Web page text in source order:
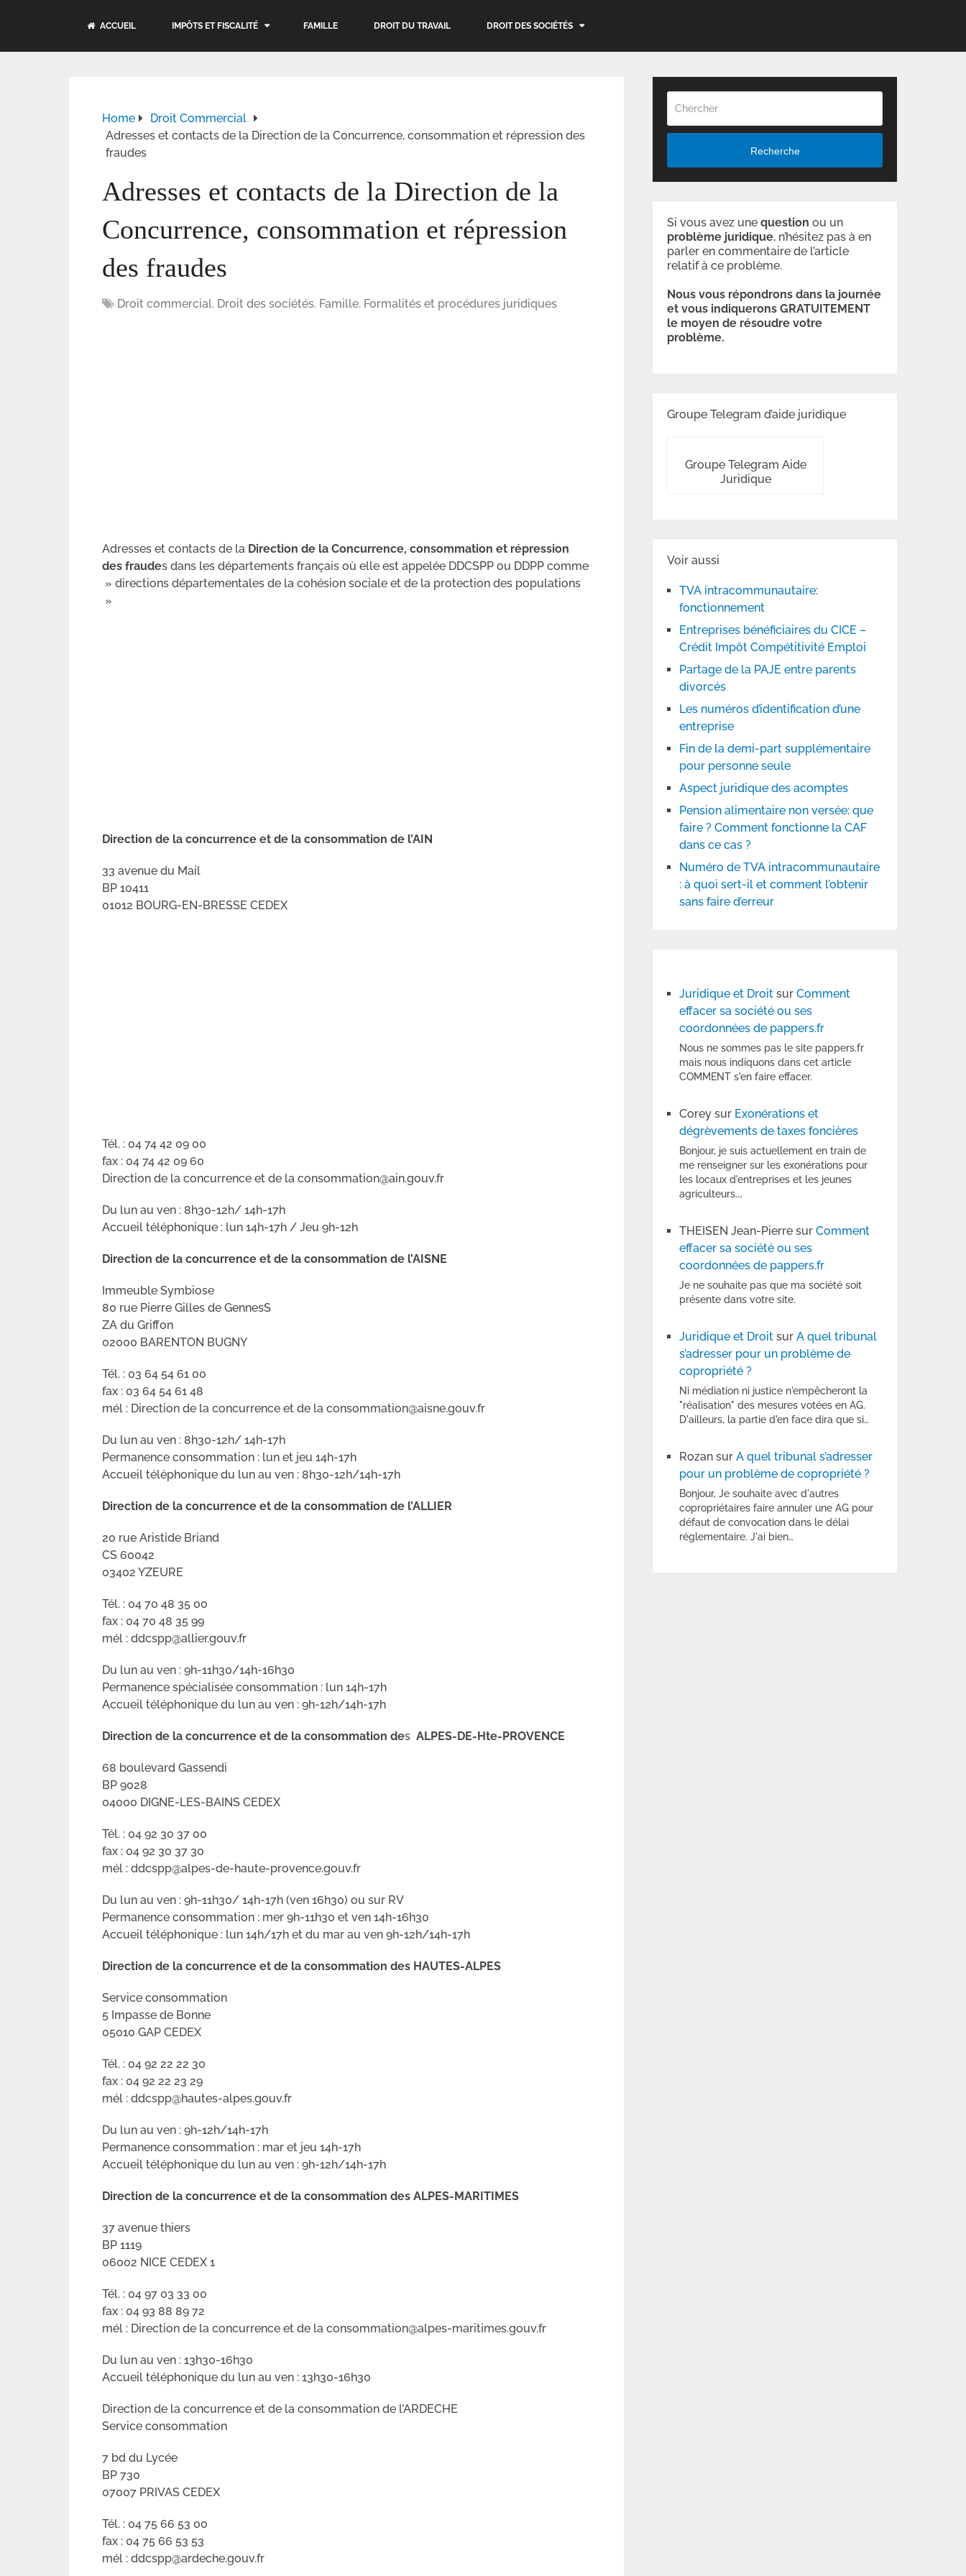
ACCUEIL IMPÔTS ET FISCALITÉ FAMILLE DROIT DU TRAVAIL DROIT DES SOCIÉTÉS
Home
Droit Commercial
Adresses et contacts de la Direction de la Concurrence, consommation et répression des
fraudes
Adresses et contacts de la Direction de la
Concurrence, consommation et répression
des fraudes
Droit commercial, Droit des sociétés, Famille, Formalités et procédures juridiques
Adresses et contacts de la Direction de la Concurrence, consommation et répression
des fraudes dans les départements français où elle est appelée DDCSPP ou DDPP comme
» directions départementales de la cohésion sociale et de la protection des populations
»
Direction de la concurrence et de la consommation de l’AIN
33 avenue du Mail
BP 10411
01012 BOURG-EN-BRESSE CEDEX
Tél. : 04 74 42 09 00
fax : 04 74 42 09 60
Direction de la concurrence et de la consommation@ain.gouv.fr
Du lun au ven : 8h30-12h/ 14h-17h
Accueil téléphonique : lun 14h-17h / Jeu 9h-12h
Direction de la concurrence et de la consommation de l’AISNE
Immeuble Symbiose
80 rue Pierre Gilles de GennesS
ZA du Griffon
02000 BARENTON BUGNY
Tél. : 03 64 54 61 00
fax : 03 64 54 61 48
mél : Direction de la concurrence et de la consommation@aisne.gouv.fr
Du lun au ven : 8h30-12h/ 14h-17h
Permanence consommation : lun et jeu 14h-17h
Accueil téléphonique du lun au ven : 8h30-12h/14h-17h
Direction de la concurrence et de la consommation de l’ALLIER
20 rue Aristide Briand
CS 60042
03402 YZEURE
Tél. : 04 70 48 35 00
fax : 04 70 48 35 99
mél : ddcspp@allier.gouv.fr
Du lun au ven : 9h-11h30/14h-16h30
Permanence spécialisée consommation : lun 14h-17h
Accueil téléphonique du lun au ven : 9h-12h/14h-17h
Direction de la concurrence et de la consommation des ALPES-DE-Hte-PROVENCE
68 boulevard Gassendi
BP 9028
04000 DIGNE-LES-BAINS CEDEX
Tél. : 04 92 30 37 00
fax : 04 92 30 37 30
mél : ddcspp@alpes-de-haute-provence.gouv.fr
Du lun au ven : 9h-11h30/ 14h-17h (ven 16h30) ou sur RV
Permanence consommation : mer 9h-11h30 et ven 14h-16h30
Accueil téléphonique : lun 14h/17h et du mar au ven 9h-12h/14h-17h
Direction de la concurrence et de la consommation des HAUTES-ALPES
Service consommation
5 Impasse de Bonne
05010 GAP CEDEX
Tél. : 04 92 22 22 30
fax : 04 92 22 23 29
mél : ddcspp@hautes-alpes.gouv.fr
Du lun au ven : 9h-12h/14h-17h
Permanence consommation : mar et jeu 14h-17h
Accueil téléphonique du lun au ven : 9h-12h/14h-17h
Direction de la concurrence et de la consommation des ALPES-MARITIMES
37 avenue thiers
BP 1119
06002 NICE CEDEX 1
Tél. : 04 97 03 33 00
fax : 04 93 88 89 72
mél : Direction de la concurrence et de la consommation@alpes-maritimes.gouv.fr
Du lun au ven : 13h30-16h30
Accueil téléphonique du lun au ven : 13h30-16h30
Direction de la concurrence et de la consommation de l’ARDECHE
Service consommation
7 bd du Lycée
BP 730
07007 PRIVAS CEDEX
Tél. : 04 75 66 53 00
fax : 04 75 66 53 53
mél : ddcspp@ardeche.gouv.fr
Recherche
Si vous avez unequestion ou un
problème juridique, n’hésitez pas à en
parler en commentaire de l’article
relatif à ce problème.
Nous vous répondrons dans la journée
et vous indiquerons GRATUITEMENT
le moyen de résoudre votre
problème.
Groupe Telegram d’aide juridique
Groupe Telegram Aide
Juridique
Voir aussi
TVA intracommunautaire:
fonctionnement
Entreprises bénéficiaires du CICE –
Crédit Impôt Compétitivité Emploi
Partage de la PAJE entre parents
divorcés
Les numéros d’identification d’une
entreprise
Fin de la demi-part supplémentaire
pour personne seule
Aspect juridique des acomptes
Pension alimentaire non versée: que
faire ? Comment fonctionne la CAF
dans ce cas ?
Numéro de TVA intracommunautaire
: à quoi sert-il et comment l’obtenir
sans faire d’erreur
Juridique et Droit surComment
effacer sa société ou ses
coordonnées de pappers.fr
Nous ne sommes pas le site pappers.fr
mais nous indiquons dans cet article
COMMENT s'en faire effacer.
Corey sur Exonérations et
dégrèvements de taxes foncières
Bonjour, je suis actuellement en train de
me renseigner sur les exonérations pour
les locaux d'entreprises et les jeunes
agriculteurs.…
THEISEN Jean-Pierre surComment
effacer sa société ou ses
coordonnées de pappers.fr
Je ne souhaite pas que ma société soit
présente dans votre site.
Juridique et Droit surA quel tribunal
s’adresser pour un problème de
copropriété ?
Ni médiation ni justice n'empêcheront la
"réalisation" des mesures votées en AG.
D'ailleurs, la partie d'en face dira que si…
Rozan surA quel tribunal s’adresser
pour un problème de copropriété ?
Bonjour, Je souhaite avec d'autres
copropriétaires faire annuler une AG pour
défaut de convocation dans le délai
réglementaire. J'ai bien…